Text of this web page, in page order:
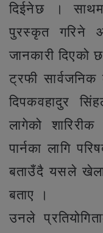
दिईनेछ ।
पुरस्कृत गरिने
जानकारी दिएको
ट्रफी
दिपकवहादुर
लागेको
पार्नका लागि
बताउँदै यसले
बताए ।
उनले